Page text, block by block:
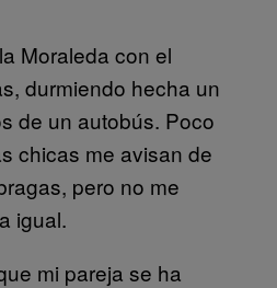
Moraleda con el
durmiendo hecha un
de un autobús. Poco
chicas me avisan de
pero no me
igual.
mi pareja se ha